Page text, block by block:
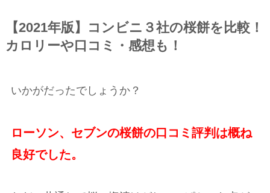
【2021年版】コンビニ３社の桜餅を比較！
カロリーや口コミ・感想も！
いかがだったでしょうか？
ローソン、セブンの桜餅の口コミ評判は概ね
良好でした。